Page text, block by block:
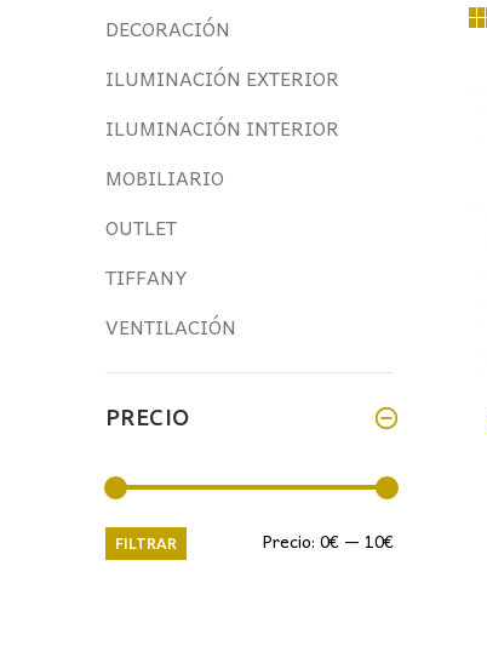
DECORACIÓN
ILUMINACIÓN EXTERIOR
ILUMINACIÓN INTERIOR
MOBILIARIO
OUTLET
TIFFANY
VENTILACIÓN
PRECIO
Precio
Precio
FILTRAR Precio: 0€ — 10€